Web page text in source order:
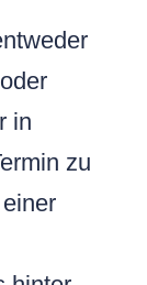
in
zu